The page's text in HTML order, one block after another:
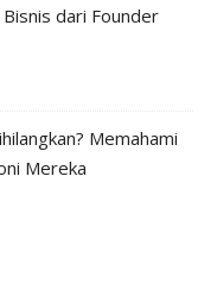
dari Founder
Memahami
Mereka